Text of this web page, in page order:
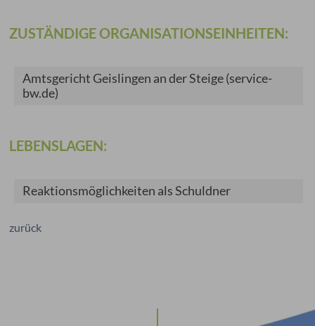
ZUSTÄNDIGE ORGANISATIONSEINHEITEN:
Amtsgericht Geislingen an der Steige (service-
bw.de)
LEBENSLAGEN:
Reaktionsmöglichkeiten als Schuldner
zurück